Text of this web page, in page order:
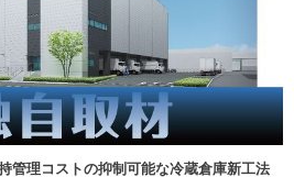
管理コストの抑制可能な冷蔵倉庫新工法